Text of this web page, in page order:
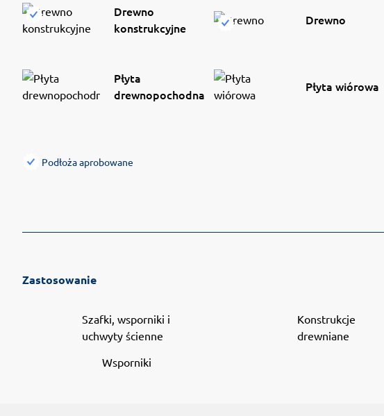
Drewno
konstrukcyjne
Drewno
Płyta
drewnopochodna
Płyta wiórowa
Podłoża aprobowane
Zastosowanie
Szafki, wsporniki i
uchwyty ścienne
Konstrukcje
drewniane
Wsporniki